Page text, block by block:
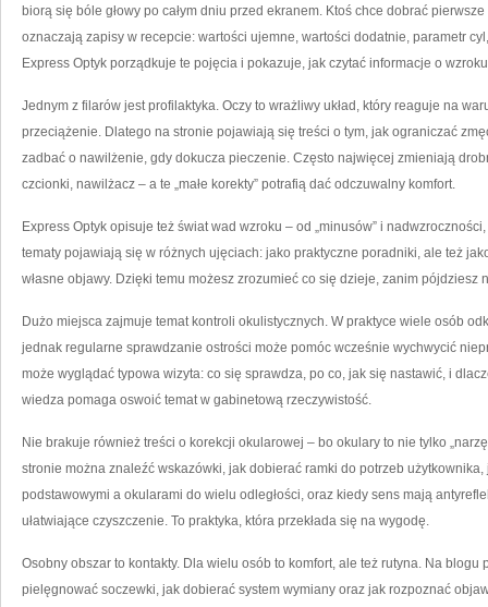
biorą się bóle głowy po całym dniu przed ekranem. Ktoś chce dobrać
oznaczają zapisy w recepcie: wartości ujemne, wartości dodatnie, parametr
Express Optyk porządkuje te pojęcia i pokazuje, jak czytać informacje o
Jednym z filarów jest profilaktyka. Oczy to wrażliwy układ, który reaguje na
przeciążenie. Dlatego na stronie pojawiają się treści o tym, jak ograniczać
zadbać o nawilżenie, gdy dokucza pieczenie. Często najwięcej zmieniają
czcionki, nawilżacz – a te „małe korekty” potrafią dać odczuwalny komfort.
Express Optyk opisuje też świat wad wzroku – od „minusów” i
tematy pojawiają się w różnych ujęciach: jako praktyczne poradniki, ale też
własne objawy. Dzięki temu możesz zrozumieć co się dzieje, zanim pójdziesz
Dużo miejsca zajmuje temat kontroli okulistycznych. W praktyce wiele osób
jednak regularne sprawdzanie ostrości może pomóc wcześnie wychwycić
może wyglądać typowa wizyta: co się sprawdza, po co, jak się nastawić, i
wiedza pomaga oswoić temat w gabinetową rzeczywistość.
Nie brakuje również treści o korekcji okularowej – bo okulary to nie tylko
stronie można znaleźć wskazówki, jak dobierać ramki do potrzeb
podstawowymi a okularami do wielu odległości, oraz kiedy sens mają
ułatwiające czyszczenie. To praktyka, która przekłada się na wygodę.
Osobny obszar to kontakty. Dla wielu osób to komfort, ale też rutyna. Na
pielęgnować soczewki, jak dobierać system wymiany oraz jak rozpoznać